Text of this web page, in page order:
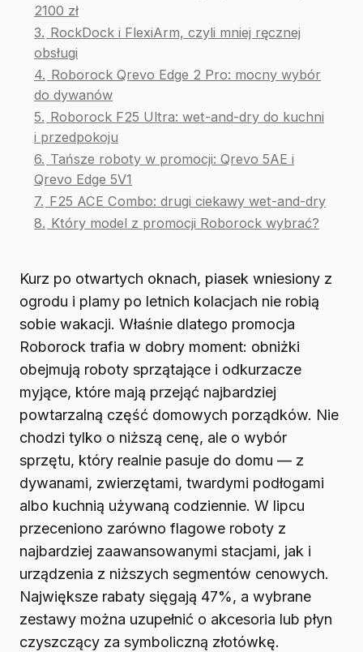
2100 zł
3. RockDock i FlexiArm, czyli mniej ręcznej
obsługi
4. Roborock Qrevo Edge 2 Pro: mocny wybór
do dywanów
5. Roborock F25 Ultra: wet-and-dry do kuchni
i przedpokoju
6. Tańsze roboty w promocji: Qrevo 5AE i
Qrevo Edge 5V1
7. F25 ACE Combo: drugi ciekawy wet-and-dry
8. Który model z promocji Roborock wybrać?
Kurz po otwartych oknach, piasek wniesiony z
ogrodu i plamy po letnich kolacjach nie robią
sobie wakacji. Właśnie dlatego promocja
Roborock trafia w dobry moment: obniżki
obejmują roboty sprzątające i odkurzacze
myjące, które mają przejąć najbardziej
powtarzalną część domowych porządków. Nie
chodzi tylko o niższą cenę, ale o wybór
sprzętu, który realnie pasuje do domu — z
dywanami, zwierzętami, twardymi podłogami
albo kuchnią używaną codziennie. W lipcu
przeceniono zarówno flagowe roboty z
najbardziej zaawansowanymi stacjami, jak i
urządzenia z niższych segmentów cenowych.
Największe rabaty sięgają 47%, a wybrane
zestawy można uzupełnić o akcesoria lub płyn
czyszczący za symboliczną złotówkę.